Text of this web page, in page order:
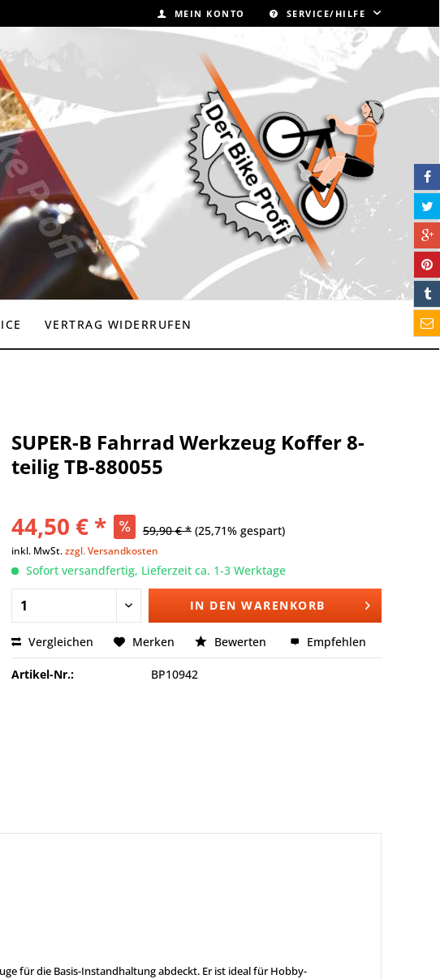
MEIN KONTO SERVICE/HILFE
VERTRAG WIDERRUFEN
SUPER-B Fahrrad Werkzeug Koffer 8-
teilig TB-880055
44,50 € * 59,90 € * (25,71% gespart)
inkl. MwSt.zzgl. Versandkosten
Sofort versandfertig, Lieferzeit ca. 1-3 Werktage
IN DEN WARENKORB
Vergleichen Merken Bewerten Empfehlen
Artikel-Nr.: BP10942
für die Basis-Instandhaltung abdeckt. Er ist ideal für Hobby-